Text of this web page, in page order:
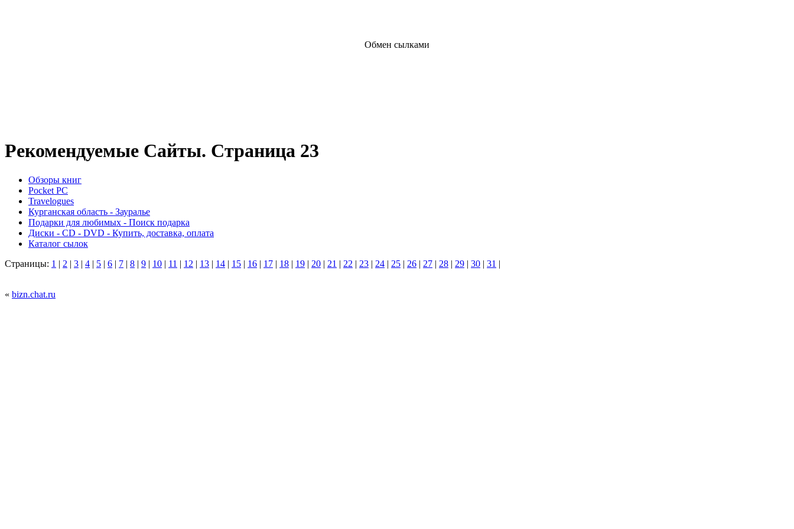
Обмен сылками
Рекомендуемые Сайты. Страница 23
Обзоры книг
Pocket PC
Travelogues
Курганская область - Зауралье
Подарки для любимых - Поиск подарка
Диски - CD - DVD - Купить, доставка, оплата
Каталог сылок
Страницы: 1 | 2 | 3 | 4 | 5 | 6 | 7 | 8 | 9 | 10 | 11 | 12 | 13 | 14 | 15 | 16 | 17 | 18 | 19 | 20 | 21 | 22 | 23 | 24 | 25 | 26 | 27 | 28 | 29 | 30 | 31 |
« bizn.chat.ru